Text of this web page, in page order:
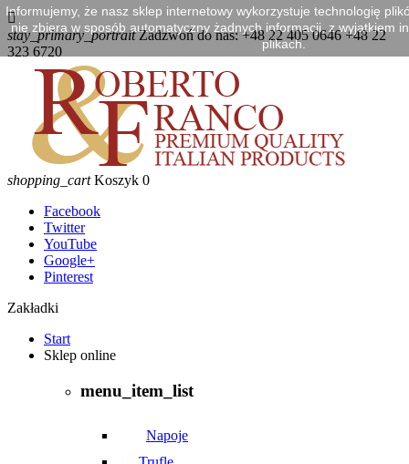

stay_primary_portraitZadzwoń do nas:+48 22 405 0646 +48 22
323 6720
shopping_cart Koszyk 0
Facebook
Twitter
YouTube
Google+
Pinterest
Zakładki
Start
Sklep online
menu_item_list
Napoje
Informujemy, że nasz sklep internetowy wykorzystuje technologię
nie zbiera w sposób automatyczny żadnych informacji, z wyjątkiem
plikach.